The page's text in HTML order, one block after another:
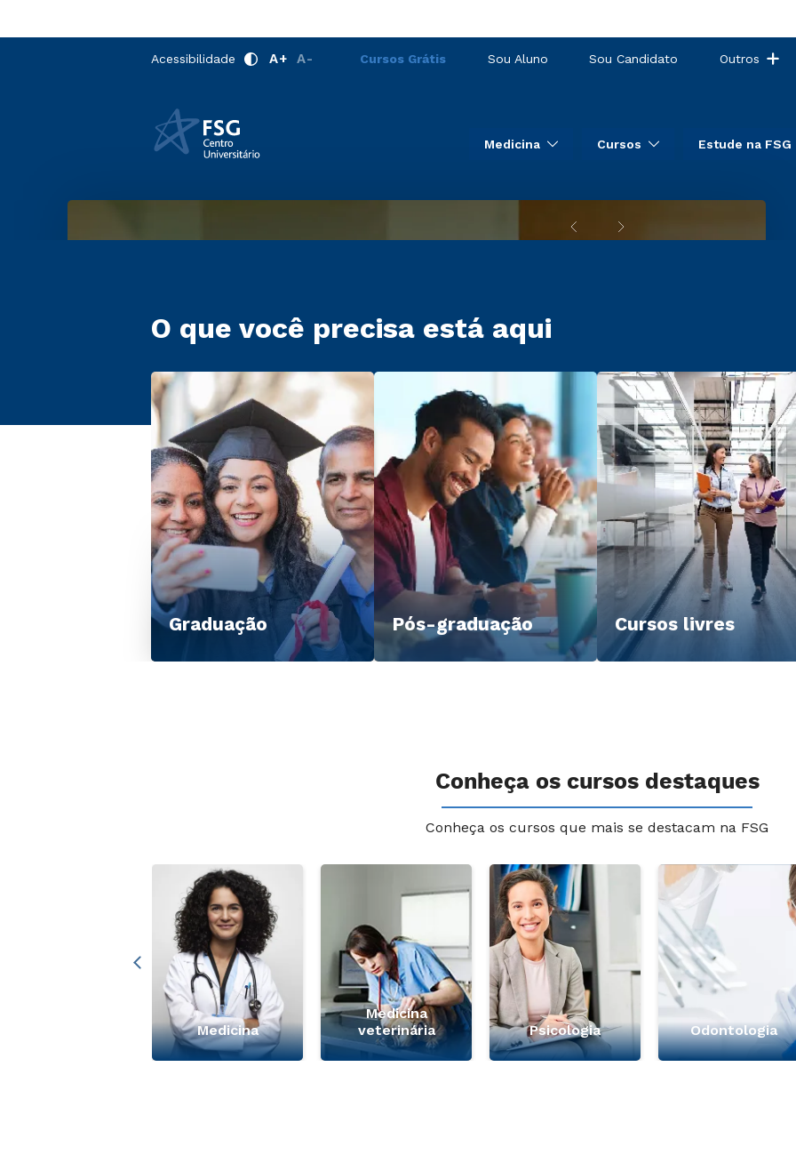
FSG
Pompéia
hospital-
Acessibilidade A+ A- Cursos Grátis Sou Aluno Sou Candidato Outros
Medicina Cursos Estude na FSG
O que você precisa está aqui
Graduação Pós-graduação Cursos livres
Conheça os cursos destaques
Conheça os cursos que mais se destacam na FSG
Medicina
Medicina
veterinária
Psicologia Odontologia